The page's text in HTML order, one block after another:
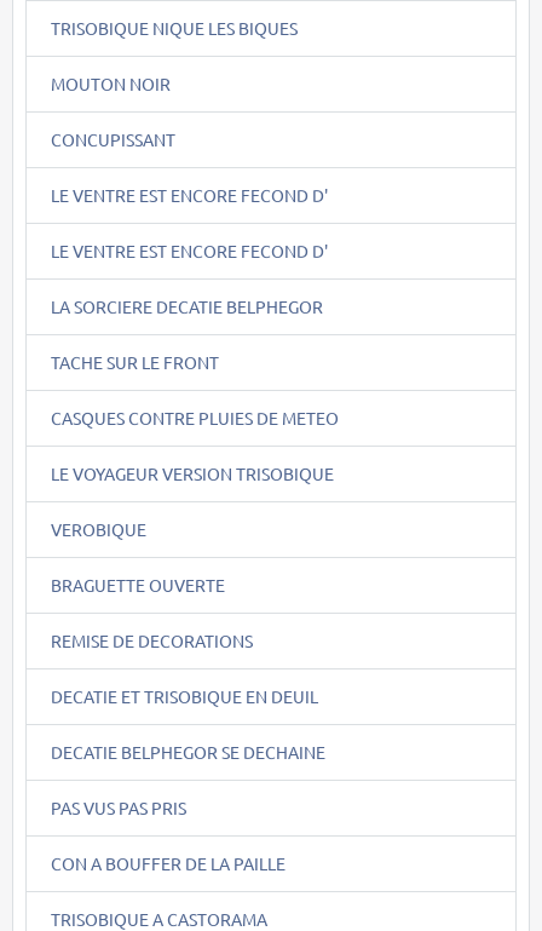
TRISOBIQUE NIQUE LES BIQUES
MOUTON NOIR
CONCUPISSANT
LE VENTRE EST ENCORE FECOND D'
LE VENTRE EST ENCORE FECOND D'
LA SORCIERE DECATIE BELPHEGOR
TACHE SUR LE FRONT
CASQUES CONTRE PLUIES DE METEO
LE VOYAGEUR VERSION TRISOBIQUE
VEROBIQUE
BRAGUETTE OUVERTE
REMISE DE DECORATIONS
DECATIE ET TRISOBIQUE EN DEUIL
DECATIE BELPHEGOR SE DECHAINE
PAS VUS PAS PRIS
CON A BOUFFER DE LA PAILLE
TRISOBIQUE A CASTORAMA